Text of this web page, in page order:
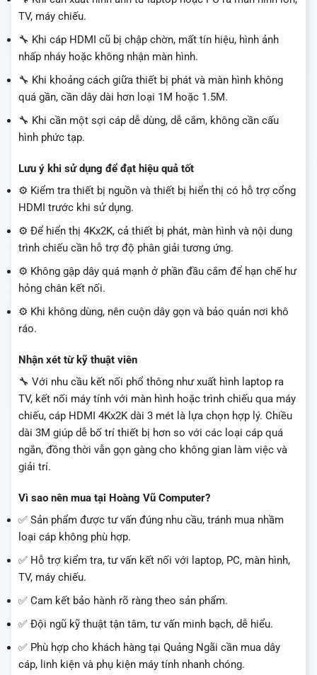
TV, máy chiếu.
🔧 Khi cáp HDMI cũ bị chập chờn, mất tín hiệu, hình ảnh
nhấp nháy hoặc không nhận màn hình.
🔧 Khi khoảng cách giữa thiết bị phát và màn hình không
quá gần, cần dây dài hơn loại 1M hoặc 1.5M.
🔧 Khi cần một sợi cáp dễ dùng, dễ cắm, không cần cấu
hình phức tạp.
Lưu ý khi sử dụng để đạt hiệu quả tốt
⚙️ Kiểm tra thiết bị nguồn và thiết bị hiển thị có hỗ trợ cổng
HDMI trước khi sử dụng.
⚙️ Để hiển thị 4Kx2K, cả thiết bị phát, màn hình và nội dung
trình chiếu cần hỗ trợ độ phân giải tương ứng.
⚙️ Không gập dây quá mạnh ở phần đầu cắm để hạn chế hư
hỏng chân kết nối.
⚙️ Khi không dùng, nên cuộn dây gọn và bảo quản nơi khô
ráo.
Nhận xét từ kỹ thuật viên
🔧 Với nhu cầu kết nối phổ thông như xuất hình laptop ra
TV, kết nối máy tính với màn hình hoặc trình chiếu qua máy
chiếu, cáp HDMI 4Kx2K dài 3 mét là lựa chọn hợp lý. Chiều
dài 3M giúp dễ bố trí thiết bị hơn so với các loại cáp quá
ngắn, đồng thời vẫn gọn gàng cho không gian làm việc và
giải trí.
Vì sao nên mua tại Hoàng Vũ Computer?
✅ Sản phẩm được tư vấn đúng nhu cầu, tránh mua nhầm
loại cáp không phù hợp.
✅ Hỗ trợ kiểm tra, tư vấn kết nối với laptop, PC, màn hình,
TV, máy chiếu.
✅ Cam kết bảo hành rõ ràng theo sản phẩm.
✅ Đội ngũ kỹ thuật tận tâm, tư vấn minh bạch, dễ hiểu.
✅ Phù hợp cho khách hàng tại Quảng Ngãi cần mua dây
cáp, linh kiện và phụ kiện máy tính nhanh chóng.